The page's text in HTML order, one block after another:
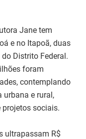
Jane tem
e no Itapoã, duas
Distrito Federal.
foram
contemplando
urbana e rural,
projetos sociais.
ultrapassam R$